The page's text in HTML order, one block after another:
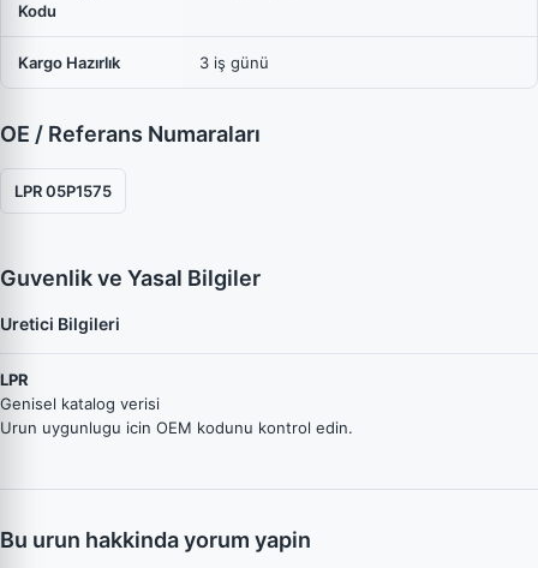
Kodu
Kargo Hazırlık 3 iş günü
OE / Referans Numaraları
LPR 05P1575
Guvenlik ve Yasal Bilgiler
Uretici Bilgileri
LPR
Genisel katalog verisi
Urun uygunlugu icin OEM kodunu kontrol edin.
Bu urun hakkinda yorum yapin